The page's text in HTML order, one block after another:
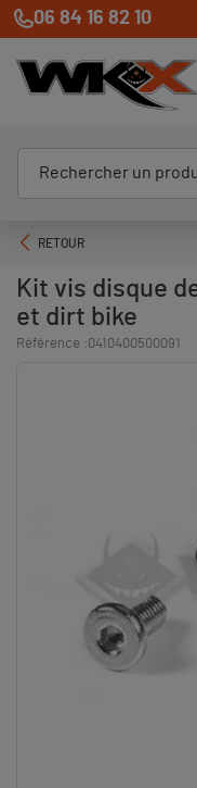
06 84 16 82 10
RETOUR
Kit vis disque
et dirt bike
Référence :0410400500091